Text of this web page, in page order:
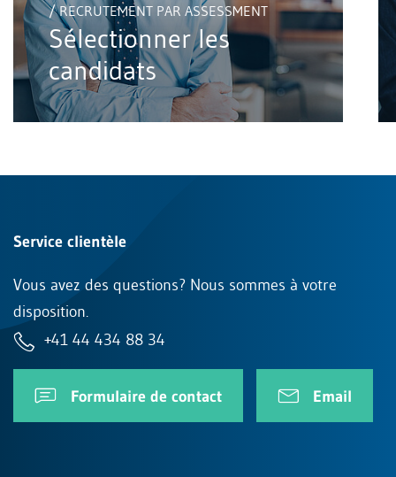
/ RECRUTEMENT PAR ASSESSMENT
Sélectionner les
candidats
Service clientèle
Vous avez des questions? Nous sommes à votre
disposition.
+41 44 434 88 34
Formulaire de contact Email